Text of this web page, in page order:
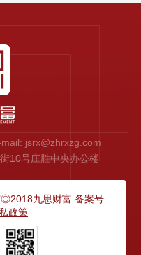
mail: jsrx@zhrxzg.com
10号庄胜中央办公楼
九思财富 备案号:
政策